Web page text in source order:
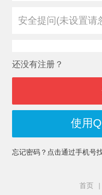
安全提问(未设置请
还没有注册？
使用
忘记密码？点击通过手机号
首页 |